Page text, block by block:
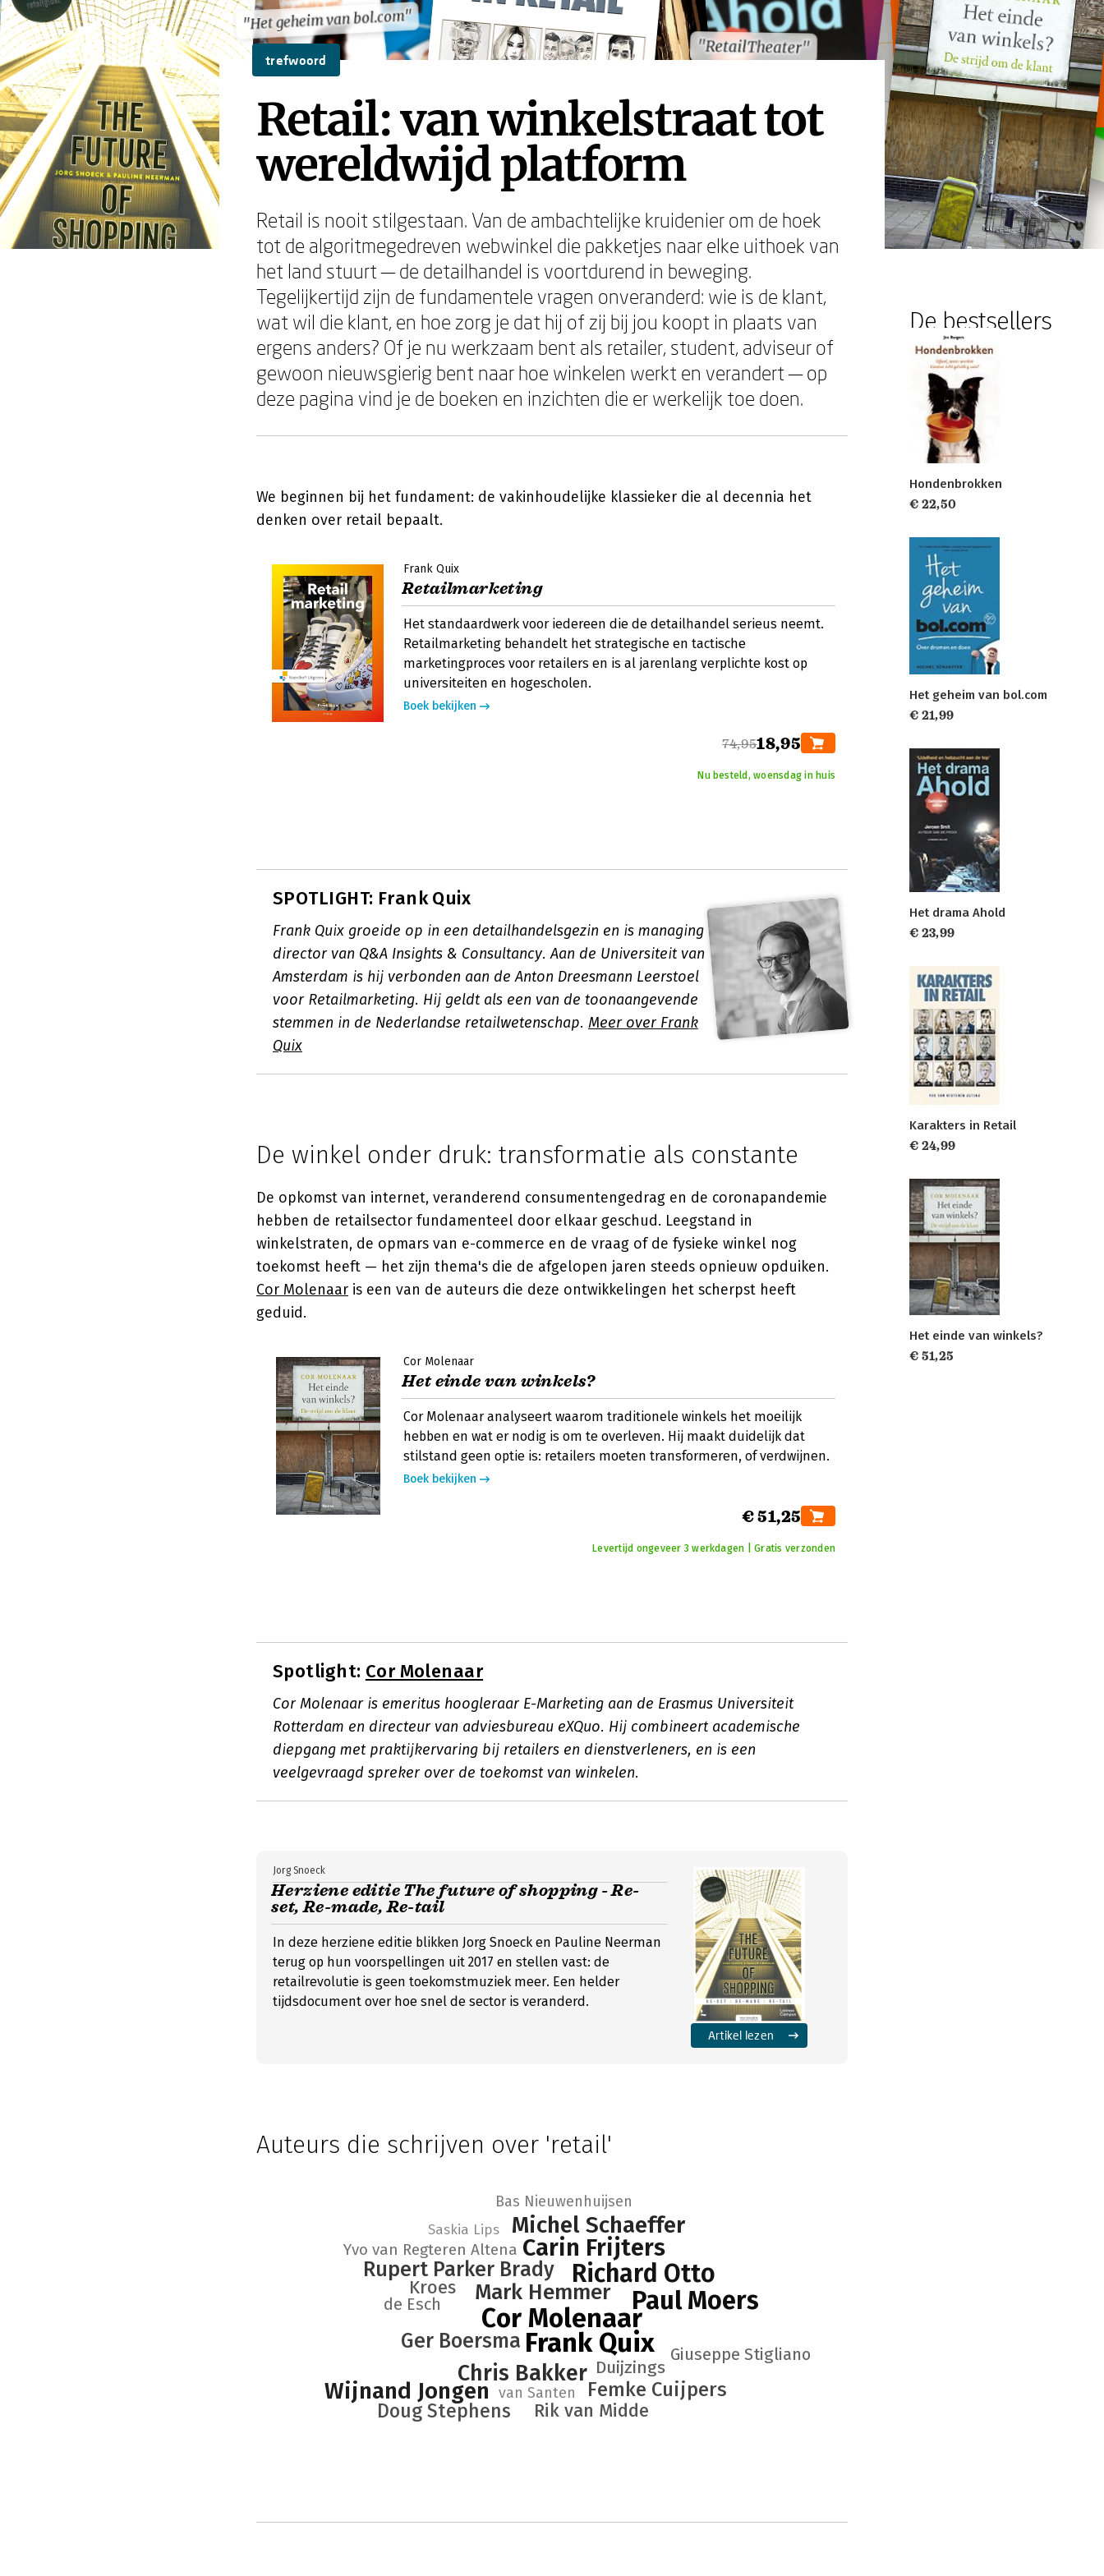
"Het geheim van bol.com"
"RetailTheater"
"Het geheim van bol.com"
"RetailTheater"
trefwoord
Retail: van winkelstraat tot
wereldwijd platform
Retail is nooit stilgestaan. Van de ambachtelijke kruidenier om de hoek
tot de algoritmegedreven webwinkel die pakketjes naar elke uithoek van
het land stuurt — de detailhandel is voortdurend in beweging.
Tegelijkertijd zijn de fundamentele vragen onveranderd: wie is de klant,
wat wil die klant, en hoe zorg je dat hij of zij bij jou koopt in plaats van
ergens anders? Of je nu werkzaam bent als retailer, student, adviseur of
gewoon nieuwsgierig bent naar hoe winkelen werkt en verandert — op
deze pagina vind je de boeken en inzichten die er werkelijk toe doen.
We beginnen bij het fundament: de vakinhoudelijke klassieker die al decennia het
denken over retail bepaalt.
Frank Quix
Retailmarketing
Het standaardwerk voor iedereen die de detailhandel serieus neemt.
Retailmarketing behandelt het strategische en tactische
marketingproces voor retailers en is al jarenlang verplichte kost op
universiteiten en hogescholen.
Boek bekijken
74,9518,95
Nu besteld, woensdag in huis
SPOTLIGHT: Frank Quix
Frank Quix groeide op in een detailhandelsgezin en is managing
director van Q&A Insights & Consultancy. Aan de Universiteit van
Amsterdam is hij verbonden aan de Anton Dreesmann Leerstoel
voor Retailmarketing. Hij geldt als een van de toonaangevende
stemmen in de Nederlandse retailwetenschap. Meer over Frank
Quix
De winkel onder druk: transformatie als constante
De opkomst van internet, veranderend consumentengedrag en de coronapandemie
hebben de retailsector fundamenteel door elkaar geschud. Leegstand in
winkelstraten, de opmars van e-commerce en de vraag of de fysieke winkel nog
toekomst heeft — het zijn thema's die de afgelopen jaren steeds opnieuw opduiken.
Cor Molenaar is een van de auteurs die deze ontwikkelingen het scherpst heeft
geduid.
Cor Molenaar
Het einde van winkels?
Cor Molenaar analyseert waarom traditionele winkels het moeilijk
hebben en wat er nodig is om te overleven. Hij maakt duidelijk dat
stilstand geen optie is: retailers moeten transformeren, of verdwijnen.
Boek bekijken
€ 51,25
Levertijd ongeveer 3 werkdagen | Gratis verzonden
Spotlight: Cor Molenaar
Cor Molenaar is emeritus hoogleraar E-Marketing aan de Erasmus Universiteit
Rotterdam en directeur van adviesbureau eXQuo. Hij combineert academische
diepgang met praktijkervaring bij retailers en dienstverleners, en is een
veelgevraagd spreker over de toekomst van winkelen.
Herziene editie The future of shopping - Re-
set, Re-made, Re-tail
Jorg Snoeck
In deze herziene editie blikken Jorg Snoeck en Pauline Neerman
terug op hun voorspellingen uit 2017 en stellen vast: de
retailrevolutie is geen toekomstmuziek meer. Een helder
tijdsdocument over hoe snel de sector is veranderd.
Artikel lezen
Auteurs die schrijven over 'retail'
Frank Quix
Cor Molenaar
Paul Moers
Richard Otto
Carin Frijters
Wijnand Jongen
Michel Schaeffer
Chris Bakker
Mark Hemmer
Rupert Parker Brady
Ger Boersma
Femke Cuijpers
Doug Stephens
Rik van Midde
Kroes
Duijzings
Giuseppe Stigliano
de Esch
Yvo van Regteren Altena
Bas Nieuwenhuijsen
van Santen
Saskia Lips
De bestsellers
Hondenbrokken
€ 22,50
Het geheim van bol.com
€ 21,99
Het drama Ahold
€ 23,99
Karakters in Retail
€ 24,99
Het einde van winkels?
€ 51,25